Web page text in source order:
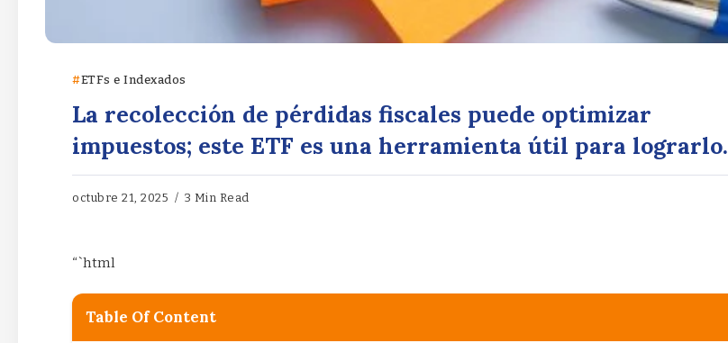
ETFs e Indexados
La recolección de pérdidas fiscales puede optimizar
impuestos; este ETF es una herramienta útil para lograrlo.
octubre 21, 2025 3 Min Read
“`html
Table Of Content